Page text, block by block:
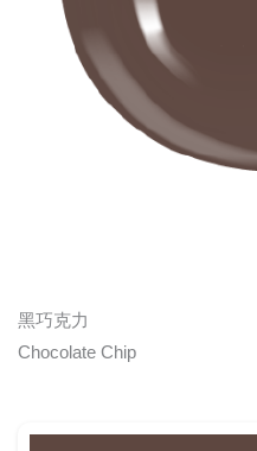
黑巧克力
Chocolate Chip